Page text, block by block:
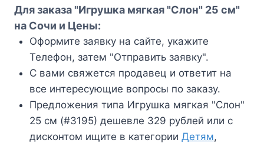
Для заказа "Игрушка мягкая "Слон" 25 см"
на Сочи и Цены:
Оформите заявку на сайте, укажите
Телефон, затем "Отправить заявку".
С вами свяжется продавец и ответит на
все интересующие вопросы по заказу.
Предложения типа Игрушка мягкая "Слон"
25 см (#3195) дешевле 329 рублей или с
дисконтом ищите в категории Детям,